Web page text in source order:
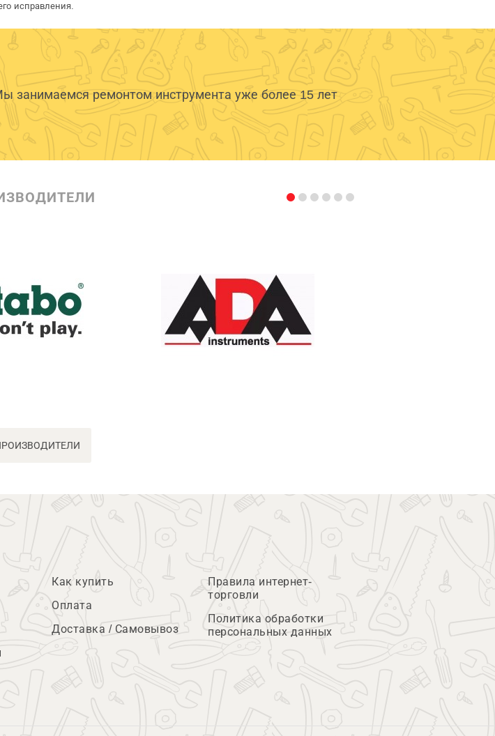
исправления.
занимаемся ремонтом инструмента уже более 15 лет
Как купить
Оплата
Доставка / Самовывоз
Правила интернет-
торговли
Политика обработки
персональных данных